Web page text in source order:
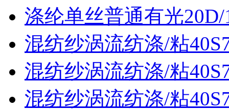
涤纶单丝普通有光20D/
混纺纱涡流纺涤/粘
混纺纱涡流纺涤/粘
混纺纱涡流纺涤/粘